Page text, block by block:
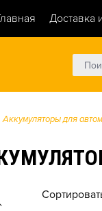
Доставка
Аккумуляторы для